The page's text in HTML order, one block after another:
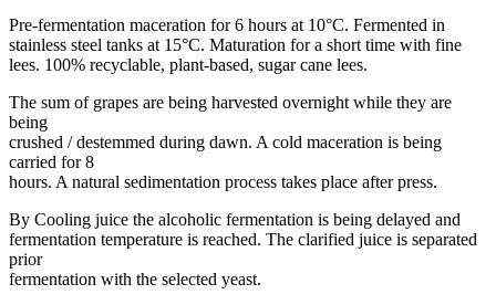
Pre-fermentation maceration for 6 hours at 10°C. Fermented in
stainless steel tanks at 15°C. Maturation for a short time with fine
lees. 100% recyclable, plant-based, sugar cane lees.
The sum of grapes are being harvested overnight while they are
being
crushed / destemmed during dawn. A cold maceration is being
carried for 8
hours. A natural sedimentation process takes place after press.
By Cooling juice the alcoholic fermentation is being delayed and
fermentation temperature is reached. The clarified juice is separated
prior
fermentation with the selected yeast.